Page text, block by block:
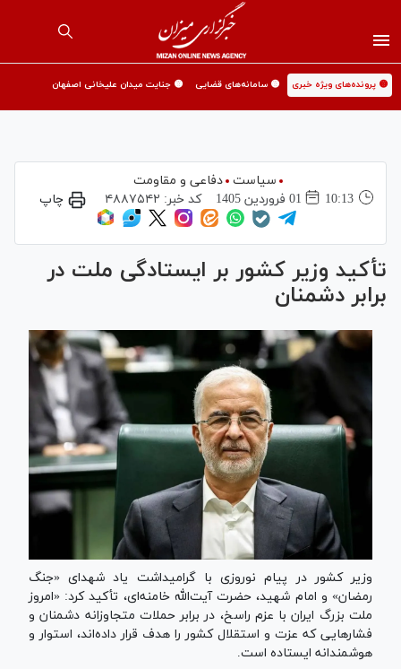
🟡 پرونده‌های ویژه خبری 🟡 سامانه‌های قضایی 🟡 جنایت میدان علیخانی اصفهان
سیاست
دفاعی و مقاومت
10:13
01 فروردين 1405 کد خبر: ۴۸۸۷۵۴۲ چاپ
تأکید وزیر کشور بر ایستادگی ملت در
برابر دشمنان
وزیر کشور در پیام نوروزی با گرامیداشت یاد شهدای «جنگ
رمضان» و امام شهید، حضرت آیت‌الله خامنه‌ای، تأکید کرد: «امروز
ملت بزرگ ایران با عزم راسخ، در برابر حملات متجاوزانه دشمنان و
فشارهایی که عزت و استقلال کشور را هدف قرار داده‌اند، استوار و
هوشمندانه ایستاده است.